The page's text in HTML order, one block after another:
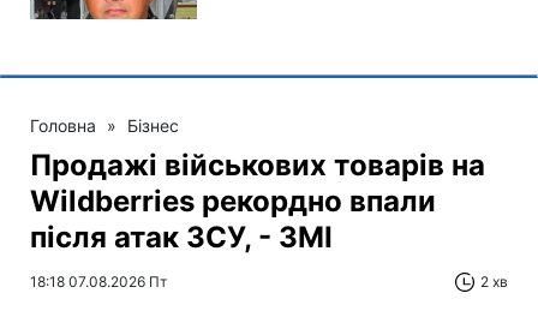
Головна » Бізнес
Продажі військових товарів на
Wildberries рекордно впали
після атак ЗСУ, - ЗМІ
18:18 07.08.2026 Пт 2 хв